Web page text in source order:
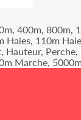
400m, 800m,
Haies, 110m
Hauteur,
Marche,